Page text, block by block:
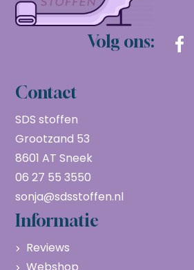
Volg ons:
Contact
SDS stoffen
Grootzand 53
8601 AT Sneek
06 27 55 3550
sonja@sdsstoffen.nl
Informatie
Reviews
Webshop